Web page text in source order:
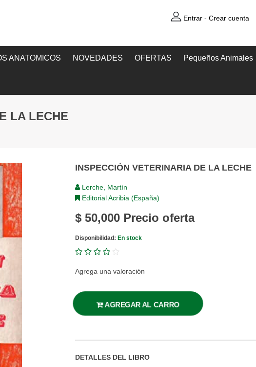
Entrar- Crear cuenta
ANATOMICOS NOVEDADES OFERTAS Pequeños Animales
LA LECHE
INSPECCIÓN VETERINARIA DE LA LECHE
Lerche, Martín
Editorial Acribia (España)
$ 50,000 Precio oferta
Disponibilidad: En stock
Agrega una valoración
AGREGAR AL CARRO
DETALLES DEL LIBRO